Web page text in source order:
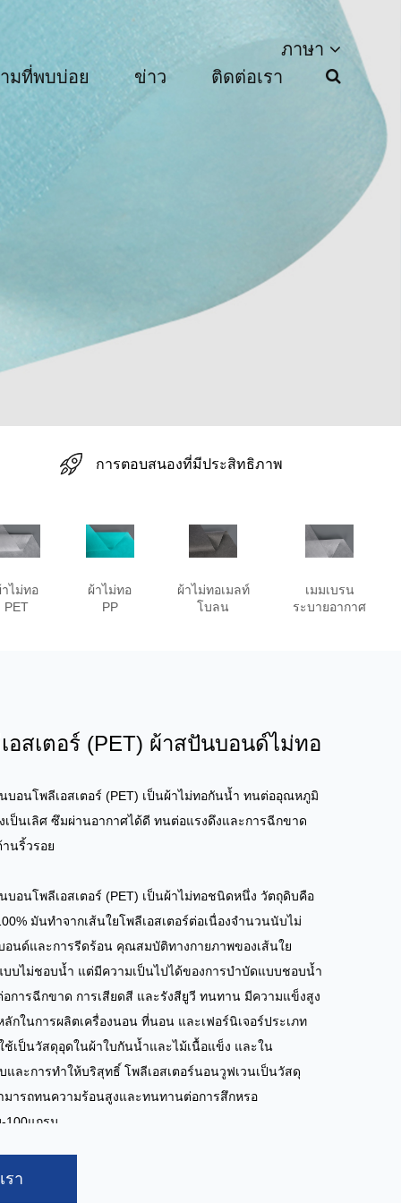
ภาษา
มที่พบบ่อย ข่าว ติดต่อเรา
การตอบสนองที่มีประสิทธิภาพ
าไม่ทอ
PET
ผ้าไม่ทอ
PP
ผ้าไม่ทอเมลท์
โบลน
เมมเบรน
ระบายอากาศ
อสเตอร์ (PET) ผ้าสปันบอนด์ไม่ทอ
บอนโพลีเอสเตอร์ (PET) เป็นผ้าไม่ทอกันน้ำ ทนต่ออุณหภูมิ
เป็นเลิศ ซึมผ่านอากาศได้ดี ทนต่อแรงดึงและการฉีกขาด
นริ้วรอย
บอนโพลีเอสเตอร์ (PET) เป็นผ้าไม่ทอชนิดหนึ่ง วัตถุดิบคือ
มันทำจากเส้นใยโพลีเอสเตอร์ต่อเนื่องจำนวนนับไม่
นด์และการรีดร้อน คุณสมบัติทางกายภาพของเส้นใย
บบไม่ชอบน้ำ แต่มีความเป็นไปได้ของการบำบัดแบบชอบน้ำ
การฉีกขาด การเสียดสี และรังสียูวี ทนทาน มีความแข็งสูง
กในการผลิตเครื่องนอน ที่นอน และเฟอร์นิเจอร์ประเภท
ช้เป็นวัสดุอุดในผ้าใบกันน้ำและไม้เนื้อแข็ง และใน
และการทำให้บริสุทธิ์ โพลีเอสเตอร์นอนวูฟเวนเป็นวัสดุ
มารถทนความร้อนสูงและทนทานต่อการสึกหรอ
100แกรม
รา